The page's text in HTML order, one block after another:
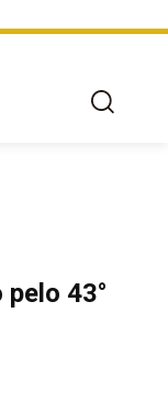
43°